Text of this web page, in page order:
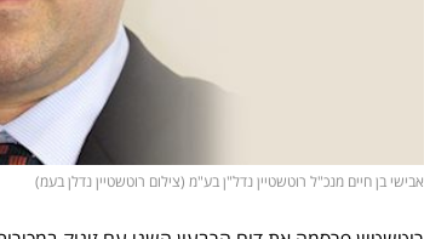
אבישי בן חיים מנכ"ל רוטשטיין נדל"ן בע"מ (צילום רוטשטיין נדלן בעמ)